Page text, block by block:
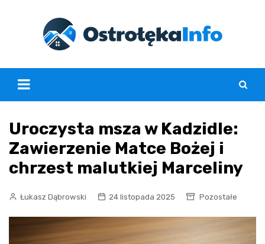
Uroczysta msza w Kadzidle:
Zawierzenie Matce Bożej i
chrzest malutkiej Marceliny
Łukasz Dąbrowski 24 listopada 2025 Pozostałe